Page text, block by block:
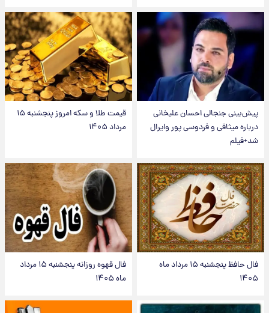
پیش‌بینی جنجالی احسان علیخانی
درباره میثاقی و فردوسی پور وایرال
شد+فیلم
قیمت طلا و سکه امروز پنجشنبه ۱۵
مرداد ۱۴۰۵
فال حافظ پنجشنبه ۱۵ مرداد ماه
۱۴۰۵
فال قهوه روزانه پنجشنبه ۱۵ مرداد
ماه ۱۴۰۵